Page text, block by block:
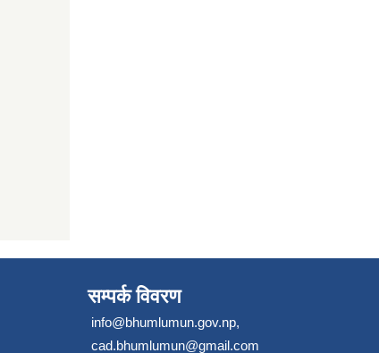
सम्पर्क विवरण
info@bhumlumun.gov.np,
cad.bhumlumun@gmail.com